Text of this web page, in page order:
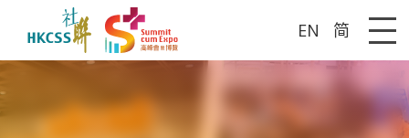
EN 简